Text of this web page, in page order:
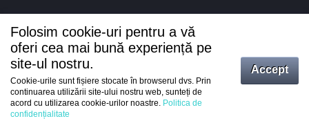
Intrați
Folosim cookie-uri pentru a vă
oferi cea mai bună experiență pe
site-ul nostru.
Cookie-urile sunt fișiere stocate în browserul dvs. Prin
continuarea utilizării site-ului nostru web, sunteți de
acord cu utilizarea cookie-urilor noastre. Politica de
confidențialitate
Accept